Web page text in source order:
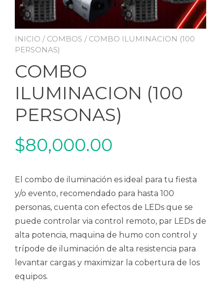
INICIO / COMBOS / COMBO ILUMINACION (100
PERSONAS)
COMBO
ILUMINACION (100
PERSONAS)
$80,000.00
El combo de iluminación es ideal para tu fiesta
y/o evento, recomendado para hasta 100
personas, cuenta con efectos de LEDs que se
puede controlar via control remoto, par LEDs de
alta potencia, maquina de humo con control y
trípode de iluminación de alta resistencia para
levantar cargas y maximizar la cobertura de los
equipos.